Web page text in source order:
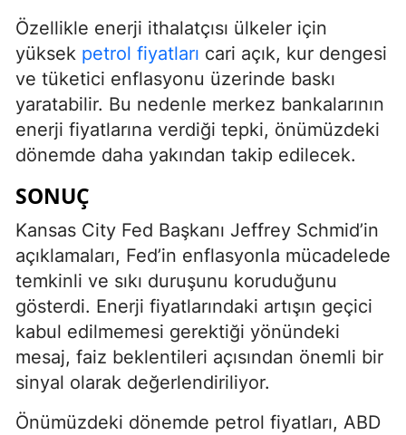
Özellikle enerji ithalatçısı ülkeler için
yüksek petrol fiyatları cari açık, kur dengesi
ve tüketici enflasyonu üzerinde baskı
yaratabilir. Bu nedenle merkez bankalarının
enerji fiyatlarına verdiği tepki, önümüzdeki
dönemde daha yakından takip edilecek.
SONUÇ
Kansas City Fed Başkanı Jeffrey Schmid’in
açıklamaları, Fed’in enflasyonla mücadelede
temkinli ve sıkı duruşunu koruduğunu
gösterdi. Enerji fiyatlarındaki artışın geçici
kabul edilmemesi gerektiği yönündeki
mesaj, faiz beklentileri açısından önemli bir
sinyal olarak değerlendiriliyor.
Önümüzdeki dönemde petrol fiyatları, ABD